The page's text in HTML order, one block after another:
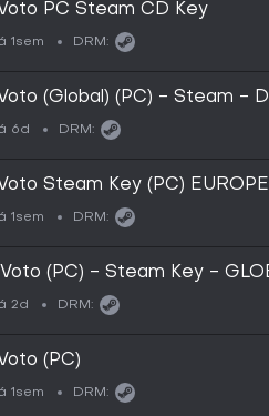
PC Steam CD Key
1sem DRM:
(Global) (PC) - Steam -
6d DRM:
Steam Key (PC) EUROPE
1sem DRM:
Voto (PC) - Steam Key -
2d DRM:
(PC)
1sem DRM: